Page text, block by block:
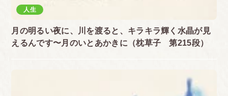
人生
月の明るい夜に、川を渡ると、キラキラ輝く水晶が見
えるんです〜月のいとあかきに（枕草子 第215段）